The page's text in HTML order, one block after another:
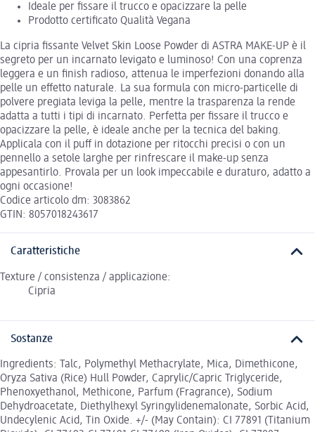
Ideale per fissare il trucco e opacizzare la pelle
Prodotto certificato Qualità Vegana
La cipria fissante Velvet Skin Loose Powder di ASTRA MAKE-UP è il
segreto per un incarnato levigato e luminoso! Con una coprenza
leggera e un finish radioso, attenua le imperfezioni donando alla
pelle un effetto naturale. La sua formula con micro-particelle di
polvere pregiata leviga la pelle, mentre la trasparenza la rende
adatta a tutti i tipi di incarnato. Perfetta per fissare il trucco e
opacizzare la pelle, è ideale anche per la tecnica del baking.
Applicala con il puff in dotazione per ritocchi precisi o con un
pennello a setole larghe per rinfrescare il make-up senza
appesantirlo. Provala per un look impeccabile e duraturo, adatto a
ogni occasione!
Codice articolo dm: 3083862
GTIN: 8057018243617
Caratteristiche
Texture / consistenza / applicazione:
Cipria
Sostanze
Ingredients: Talc, Polymethyl Methacrylate, Mica, Dimethicone,
Oryza Sativa (Rice) Hull Powder, Caprylic/Capric Triglyceride,
Phenoxyethanol, Methicone, Parfum (Fragrance), Sodium
Dehydroacetate, Diethylhexyl Syringylidenemalonate, Sorbic Acid,
Undecylenic Acid, Tin Oxide. +/- (May Contain): CI 77891 (Titanium